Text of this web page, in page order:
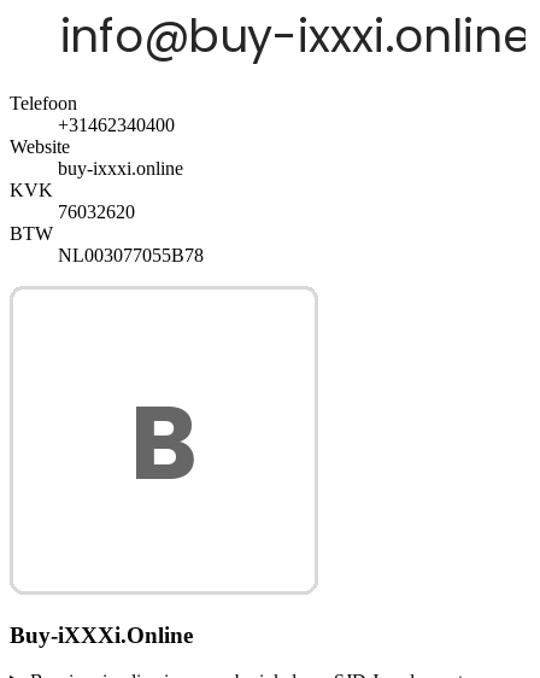
Telefoon
+31462340400
Website
buy-ixxxi.online
KVK
76032620
BTW
NL003077055B78
Buy-iXXXi.Online